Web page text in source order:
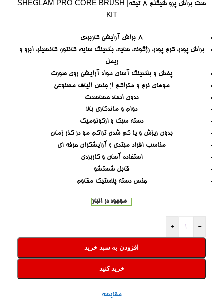
ست براش پرو شیگلم 8 تیکه| SHEGLAM PRO CORE BRUSH
KIT
8 براش آرایشی کاربردی
براش پودر، کرم پودر، رژگونه، سایه، بلندینگ سایه، کانتور، کانسیلر، ابرو و
ریمل
پخش و بلندینگ آسان مواد آرایشی روی صورت
موهای نرم و متراکم از جنس الیاف مصنوعی
بدون ایجاد حساسیت
دوام و ماندگاری بالا
دسته سبک و ارگونومیک
بدون ریزش و یا کم شدن تراکم مو در گذر زمان
مناسب افراد مبتدی و آرایشگران حرفه ای
استفاده آسان و کاربردی
قابل شستشو
جنس دسته پلاستیک مقاوم
موجود در انبار
-
+
افزودن به سبد خرید
خرید کنید
مقایسه